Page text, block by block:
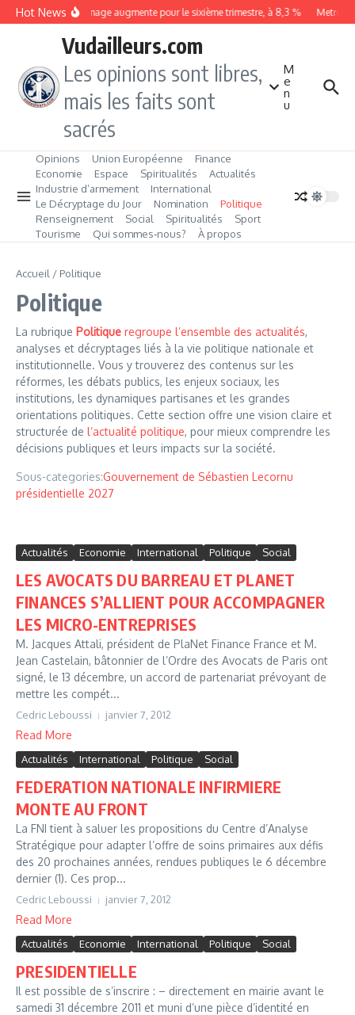
Aller au contenu
Hot NewsLe chômage augmente pour le sixième trimestre, à 8,3 %
Vudailleurs.com
Les opinions sont libres,
mais les faits sont
sacrés
M
e
n
u
Opinions Union Européenne
Finance
Economie
Espace Spiritualités
Actualités
Industrie d’armement
International
Le Décryptage du Jour
Nomination
Politique
Renseignement
Social Spiritualités
Sport
Tourisme
Qui sommes‑nous? À propos
Accueil / Politique
Politique
La rubrique Politique regroupe l’ensemble des actualités,
analyses et décryptages liés à la vie politique nationale et
institutionnelle. Vous y trouverez des contenus sur les
réformes, les débats publics, les enjeux sociaux, les
institutions, les dynamiques partisanes et les grandes
orientations politiques. Cette section offre une vision claire et
structurée de l’actualité politique, pour mieux comprendre les
décisions publiques et leurs impacts sur la société.
Sous-categories:Gouvernement de Sébastien Lecornu
présidentielle 2027
Actualités Economie International Politique Social
LES AVOCATS DU BARREAU ET PLANET
FINANCES S’ALLIENT POUR ACCOMPAGNER
LES MICRO-ENTREPRISES
M. Jacques Attali, président de PlaNet Finance France et M.
Jean Castelain, bâtonnier de l’Ordre des Avocats de Paris ont
signé, le 13 décembre, un accord de partenariat prévoyant de
mettre les compét...
Cedric Leboussi janvier 7, 2012
Read More
Actualités International Politique Social
FEDERATION NATIONALE INFIRMIERE
MONTE AU FRONT
La FNI tient à saluer les propositions du Centre d’Analyse
Stratégique pour adapter l’offre de soins primaires aux défis
des 20 prochaines années, rendues publiques le 6 décembre
dernier (1). Ces prop...
Cedric Leboussi janvier 7, 2012
Read More
Actualités Economie International Politique Social
PRESIDENTIELLE
Il est possible de s’inscrire : – directement en mairie avant le
samedi 31 décembre 2011 et muni d’une pièce d’identité en